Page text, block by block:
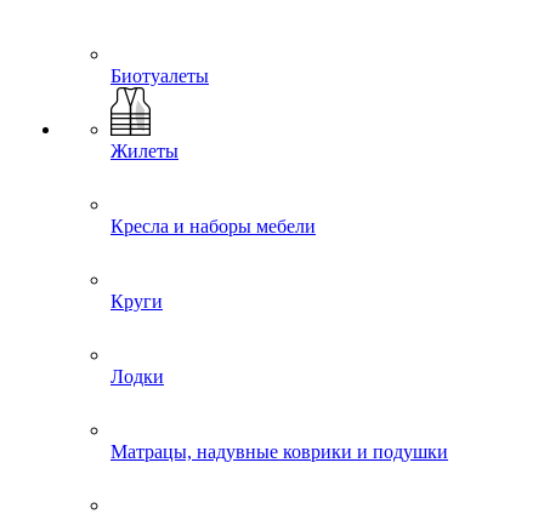
Биотуалеты
Жилеты
Кресла и наборы мебели
Круги
Лодки
Матрацы, надувные коврики и подушки